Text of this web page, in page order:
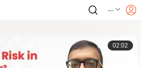
---
02:02